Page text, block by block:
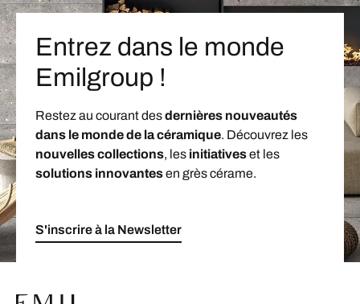
Entrez dans le monde
Emilgroup !
Restez au courant desdernières nouveautés
dans le monde de la céramique. Découvrez les
nouvelles collections, les initiativeset les
solutions innovantesen grès cérame.
S'inscrire à la Newsletter